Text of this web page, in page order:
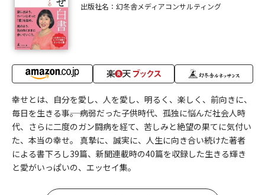
出版社名：幻冬舎メディアコンサルティング
幸せとは、自分を愛し、人を愛し、明るく、楽しく、前向きに、
毎日を生きる事――。 病弱だった子供時代、孤独に悩んだ社会人時
代、さらに二度のガン闘病を経て、苦しみと絶望の果てに気付い
た、本当の幸せ。 真摯に、誠実に、人生に向き合い続けた著者
による書下ろし39篇、新聞連載時の40篇を収録した生きる輝き
と愛がいっぱいの、エッセイ集。